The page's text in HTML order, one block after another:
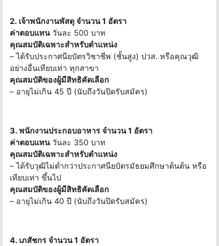
2. เจ้าพนักงานพัสดุ จำนวน 1 อัตรา
ค่าตอบแทนวันละ 500 บาท
คุณสมบัติเฉพาะสำหรับตำแหน่ง
– ได้รับประกาศนียบัตรวิชาชีพ (ชั้นสูง) ปวส. หรือคุณวุฒิ
อย่างอื่นเทียบเท่า ทุกสาขา
คุณสมบัติของผู้มีสิทธิคัดเลือก
– อายุไม่เกิน 45 ปี (นับถึงวันปิดรับสมัคร)
3. พนักงานประกอบอาหาร จำนวน 1 อัตรา
ค่าตอบแทนวันละ 350 บาท
คุณสมบัติเฉพาะสำหรับตำแหน่ง
– ได้รับวุฒิไม่ต่ำกว่าประกาศนียบัตรมัธยมศึกษาต้นต้น หรือ
เทียบเท่า ขึ้นไป
คุณสมบัติของผู้มีสิทธิคัดเลือก
– อายุไม่เกิน 40 ปี (นับถึงวันปิดรับสมัคร)
4. เภสัชกร จำนวน 1 อัตรา